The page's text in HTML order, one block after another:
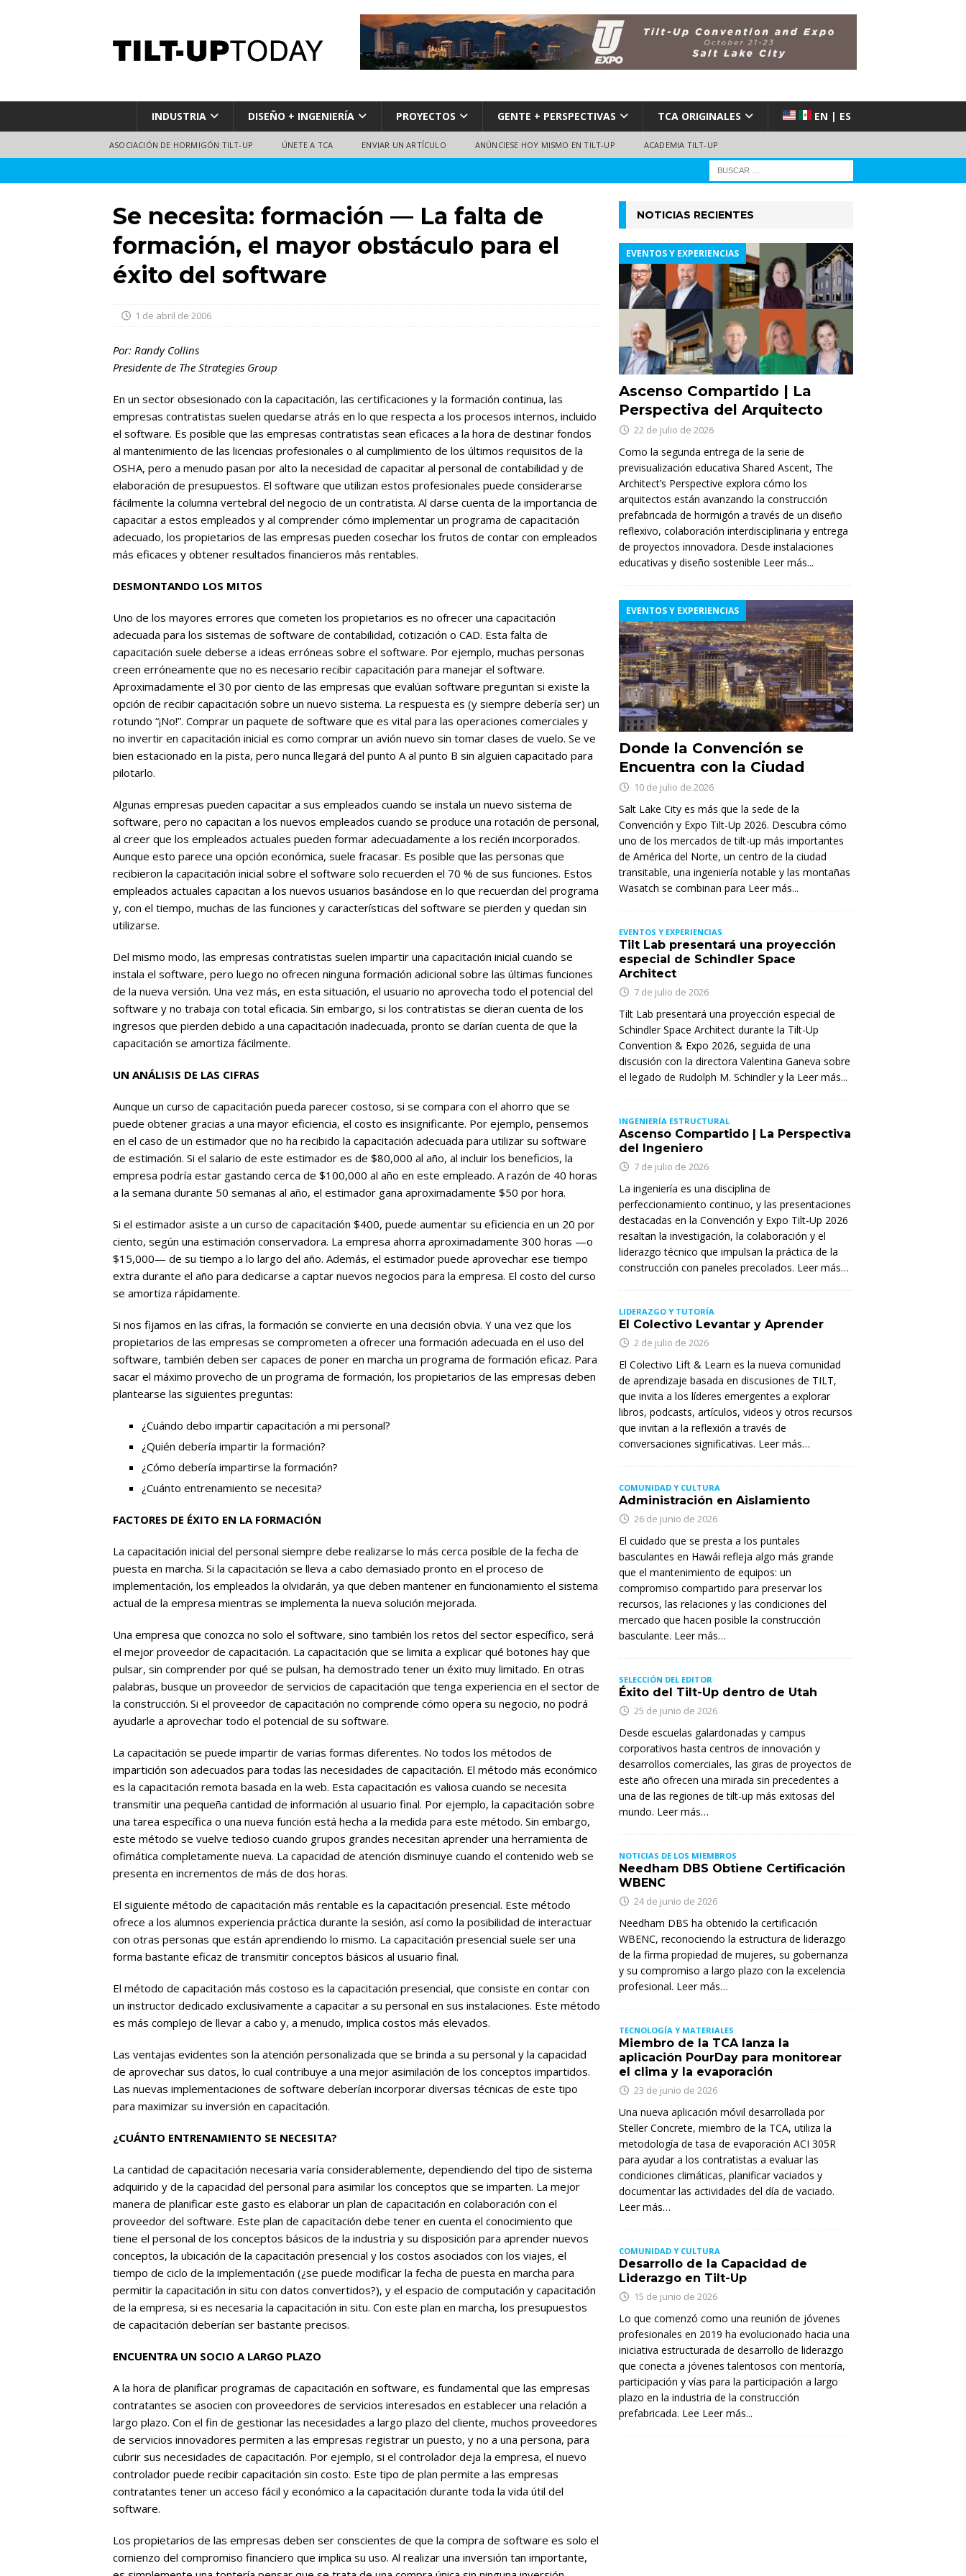
INDUSTRIA DISEÑO + INGENIERÍA PROYECTOS GENTE + PERSPECTIVAS TCA ORIGINALES EN | ES
ASOCIACIÓN DE HORMIGÓN TILT-UP ÚNETE A TCA ENVIAR UN ARTÍCULO ANÚNCIESE HOY MISMO EN TILT-UP ACADEMIA TILT-UP
Se necesita: formación — La falta de
formación, el mayor obstáculo para el
éxito del software
1 de abril de 2006
Por: Randy Collins
Presidente de The Strategies Group
En un sector obsesionado con la capacitación, las certificaciones y la formación continua, las
empresas contratistas suelen quedarse atrás en lo que respecta a los procesos internos, incluido
el software. Es posible que las empresas contratistas sean eficaces a la hora de destinar fondos
al mantenimiento de las licencias profesionales o al cumplimiento de los últimos requisitos de la
OSHA, pero a menudo pasan por alto la necesidad de capacitar al personal de contabilidad y de
elaboración de presupuestos. El software que utilizan estos profesionales puede considerarse
fácilmente la columna vertebral del negocio de un contratista. Al darse cuenta de la importancia de
capacitar a estos empleados y al comprender cómo implementar un programa de capacitación
adecuado, los propietarios de las empresas pueden cosechar los frutos de contar con empleados
más eficaces y obtener resultados financieros más rentables.
DESMONTANDO LOS MITOS
Uno de los mayores errores que cometen los propietarios es no ofrecer una capacitación
adecuada para los sistemas de software de contabilidad, cotización o CAD. Esta falta de
capacitación suele deberse a ideas erróneas sobre el software. Por ejemplo, muchas personas
creen erróneamente que no es necesario recibir capacitación para manejar el software.
Aproximadamente el 30 por ciento de las empresas que evalúan software preguntan si existe la
opción de recibir capacitación sobre un nuevo sistema. La respuesta es (y siempre debería ser) un
rotundo “¡No!”. Comprar un paquete de software que es vital para las operaciones comerciales y
no invertir en capacitación inicial es como comprar un avión nuevo sin tomar clases de vuelo. Se ve
bien estacionado en la pista, pero nunca llegará del punto A al punto B sin alguien capacitado para
pilotarlo.
Algunas empresas pueden capacitar a sus empleados cuando se instala un nuevo sistema de
software, pero no capacitan a los nuevos empleados cuando se produce una rotación de personal,
al creer que los empleados actuales pueden formar adecuadamente a los recién incorporados.
Aunque esto parece una opción económica, suele fracasar. Es posible que las personas que
recibieron la capacitación inicial sobre el software solo recuerden el 70 % de sus funciones. Estos
empleados actuales capacitan a los nuevos usuarios basándose en lo que recuerdan del programa
y, con el tiempo, muchas de las funciones y características del software se pierden y quedan sin
utilizarse.
Del mismo modo, las empresas contratistas suelen impartir una capacitación inicial cuando se
instala el software, pero luego no ofrecen ninguna formación adicional sobre las últimas funciones
de la nueva versión. Una vez más, en esta situación, el usuario no aprovecha todo el potencial del
software y no trabaja con total eficacia. Sin embargo, si los contratistas se dieran cuenta de los
ingresos que pierden debido a una capacitación inadecuada, pronto se darían cuenta de que la
capacitación se amortiza fácilmente.
UN ANÁLISIS DE LAS CIFRAS
Aunque un curso de capacitación pueda parecer costoso, si se compara con el ahorro que se
puede obtener gracias a una mayor eficiencia, el costo es insignificante. Por ejemplo, pensemos
en el caso de un estimador que no ha recibido la capacitación adecuada para utilizar su software
de estimación. Si el salario de este estimador es de $80,000 al año, al incluir los beneficios, la
empresa podría estar gastando cerca de $100,000 al año en este empleado. A razón de 40 horas
a la semana durante 50 semanas al año, el estimador gana aproximadamente $50 por hora.
Si el estimador asiste a un curso de capacitación $400, puede aumentar su eficiencia en un 20 por
ciento, según una estimación conservadora. La empresa ahorra aproximadamente 300 horas —o
$15,000— de su tiempo a lo largo del año. Además, el estimador puede aprovechar ese tiempo
extra durante el año para dedicarse a captar nuevos negocios para la empresa. El costo del curso
se amortiza rápidamente.
Si nos fijamos en las cifras, la formación se convierte en una decisión obvia. Y una vez que los
propietarios de las empresas se comprometen a ofrecer una formación adecuada en el uso del
software, también deben ser capaces de poner en marcha un programa de formación eficaz. Para
sacar el máximo provecho de un programa de formación, los propietarios de las empresas deben
plantearse las siguientes preguntas:
¿Cuándo debo impartir capacitación a mi personal?
¿Quién debería impartir la formación?
¿Cómo debería impartirse la formación?
¿Cuánto entrenamiento se necesita?
FACTORES DE ÉXITO EN LA FORMACIÓN
La capacitación inicial del personal siempre debe realizarse lo más cerca posible de la fecha de
puesta en marcha. Si la capacitación se lleva a cabo demasiado pronto en el proceso de
implementación, los empleados la olvidarán, ya que deben mantener en funcionamiento el sistema
actual de la empresa mientras se implementa la nueva solución mejorada.
Una empresa que conozca no solo el software, sino también los retos del sector específico, será
el mejor proveedor de capacitación. La capacitación que se limita a explicar qué botones hay que
pulsar, sin comprender por qué se pulsan, ha demostrado tener un éxito muy limitado. En otras
palabras, busque un proveedor de servicios de capacitación que tenga experiencia en el sector de
la construcción. Si el proveedor de capacitación no comprende cómo opera su negocio, no podrá
ayudarle a aprovechar todo el potencial de su software.
La capacitación se puede impartir de varias formas diferentes. No todos los métodos de
impartición son adecuados para todas las necesidades de capacitación. El método más económico
es la capacitación remota basada en la web. Esta capacitación es valiosa cuando se necesita
transmitir una pequeña cantidad de información al usuario final. Por ejemplo, la capacitación sobre
una tarea específica o una nueva función está hecha a la medida para este método. Sin embargo,
este método se vuelve tedioso cuando grupos grandes necesitan aprender una herramienta de
ofimática completamente nueva. La capacidad de atención disminuye cuando el contenido web se
presenta en incrementos de más de dos horas.
El siguiente método de capacitación más rentable es la capacitación presencial. Este método
ofrece a los alumnos experiencia práctica durante la sesión, así como la posibilidad de interactuar
con otras personas que están aprendiendo lo mismo. La capacitación presencial suele ser una
forma bastante eficaz de transmitir conceptos básicos al usuario final.
El método de capacitación más costoso es la capacitación presencial, que consiste en contar con
un instructor dedicado exclusivamente a capacitar a su personal en sus instalaciones. Este método
es más complejo de llevar a cabo y, a menudo, implica costos más elevados.
Las ventajas evidentes son la atención personalizada que se brinda a su personal y la capacidad
de aprovechar sus datos, lo cual contribuye a una mejor asimilación de los conceptos impartidos.
Las nuevas implementaciones de software deberían incorporar diversas técnicas de este tipo
para maximizar su inversión en capacitación.
¿CUÁNTO ENTRENAMIENTO SE NECESITA?
La cantidad de capacitación necesaria varía considerablemente, dependiendo del tipo de sistema
adquirido y de la capacidad del personal para asimilar los conceptos que se imparten. La mejor
manera de planificar este gasto es elaborar un plan de capacitación en colaboración con el
proveedor del software. Este plan de capacitación debe tener en cuenta el conocimiento que
tiene el personal de los conceptos básicos de la industria y su disposición para aprender nuevos
conceptos, la ubicación de la capacitación presencial y los costos asociados con los viajes, el
tiempo de ciclo de la implementación (¿se puede modificar la fecha de puesta en marcha para
permitir la capacitación in situ con datos convertidos?), y el espacio de computación y capacitación
de la empresa, si es necesaria la capacitación in situ. Con este plan en marcha, los presupuestos
de capacitación deberían ser bastante precisos.
ENCUENTRA UN SOCIO A LARGO PLAZO
A la hora de planificar programas de capacitación en software, es fundamental que las empresas
contratantes se asocien con proveedores de servicios interesados en establecer una relación a
largo plazo. Con el fin de gestionar las necesidades a largo plazo del cliente, muchos proveedores
de servicios innovadores permiten a las empresas registrar un puesto, y no a una persona, para
cubrir sus necesidades de capacitación. Por ejemplo, si el controlador deja la empresa, el nuevo
controlador puede recibir capacitación sin costo. Este tipo de plan permite a las empresas
contratantes tener un acceso fácil y económico a la capacitación durante toda la vida útil del
software.
Los propietarios de las empresas deben ser conscientes de que la compra de software es solo el
comienzo del compromiso financiero que implica su uso. Al realizar una inversión tan importante,
NOTICIAS RECIENTES
Ascenso Compartido | La
Perspectiva del Arquitecto
EVENTOS Y EXPERIENCIAS
22 de julio de 2026
Como la segunda entrega de la serie de
previsualización educativa Shared Ascent, The
Architect’s Perspective explora cómo los
arquitectos están avanzando la construcción
prefabricada de hormigón a través de un diseño
reflexivo, colaboración interdisciplinaria y entrega
de proyectos innovadora. Desde instalaciones
educativas y diseño sostenible Leer más...
Donde la Convención se
Encuentra con la Ciudad
EVENTOS Y EXPERIENCIAS
10 de julio de 2026
Salt Lake City es más que la sede de la
Convención y Expo Tilt-Up 2026. Descubra cómo
uno de los mercados de tilt-up más importantes
de América del Norte, un centro de la ciudad
transitable, una ingeniería notable y las montañas
Wasatch se combinan para Leer más...
EVENTOS Y EXPERIENCIAS
Tilt Lab presentará una proyección
especial de Schindler Space
Architect
7 de julio de 2026
Tilt Lab presentará una proyección especial de
Schindler Space Architect durante la Tilt-Up
Convention & Expo 2026, seguida de una
discusión con la directora Valentina Ganeva sobre
el legado de Rudolph M. Schindler y la Leer más...
INGENIERÍA ESTRUCTURAL
Ascenso Compartido | La Perspectiva
del Ingeniero
7 de julio de 2026
La ingeniería es una disciplina de
perfeccionamiento continuo, y las presentaciones
destacadas en la Convención y Expo Tilt-Up 2026
resaltan la investigación, la colaboración y el
liderazgo técnico que impulsan la práctica de la
construcción con paneles precolados. Leer más…
LIDERAZGO Y TUTORÍA
El Colectivo Levantar y Aprender
2 de julio de 2026
El Colectivo Lift & Learn es la nueva comunidad
de aprendizaje basada en discusiones de TILT,
que invita a los líderes emergentes a explorar
libros, podcasts, artículos, videos y otros recursos
que invitan a la reflexión a través de
conversaciones significativas. Leer más…
COMUNIDAD Y CULTURA
Administración en Aislamiento
26 de junio de 2026
El cuidado que se presta a los puntales
basculantes en Hawái refleja algo más grande
que el mantenimiento de equipos: un
compromiso compartido para preservar los
recursos, las relaciones y las condiciones del
mercado que hacen posible la construcción
basculante. Leer más…
SELECCIÓN DEL EDITOR
Éxito del Tilt-Up dentro de Utah
25 de junio de 2026
Desde escuelas galardonadas y campus
corporativos hasta centros de innovación y
desarrollos comerciales, las giras de proyectos de
este año ofrecen una mirada sin precedentes a
una de las regiones de tilt-up más exitosas del
mundo. Leer más…
NOTICIAS DE LOS MIEMBROS
Needham DBS Obtiene Certificación
WBENC
24 de junio de 2026
Needham DBS ha obtenido la certificación
WBENC, reconociendo la estructura de liderazgo
de la firma propiedad de mujeres, su gobernanza
y su compromiso a largo plazo con la excelencia
profesional. Leer más…
TECNOLOGÍA Y MATERIALES
Miembro de la TCA lanza la
aplicación PourDay para monitorear
el clima y la evaporación
23 de junio de 2026
Una nueva aplicación móvil desarrollada por
Steller Concrete, miembro de la TCA, utiliza la
metodología de tasa de evaporación ACI 305R
para ayudar a los contratistas a evaluar las
condiciones climáticas, planificar vaciados y
documentar las actividades del día de vaciado.
Leer más…
COMUNIDAD Y CULTURA
Desarrollo de la Capacidad de
Liderazgo en Tilt-Up
15 de junio de 2026
Lo que comenzó como una reunión de jóvenes
profesionales en 2019 ha evolucionado hacia una
iniciativa estructurada de desarrollo de liderazgo
que conecta a jóvenes talentosos con mentoría,
participación y vías para la participación a largo
plazo en la industria de la construcción
prefabricada. Lee Leer más...